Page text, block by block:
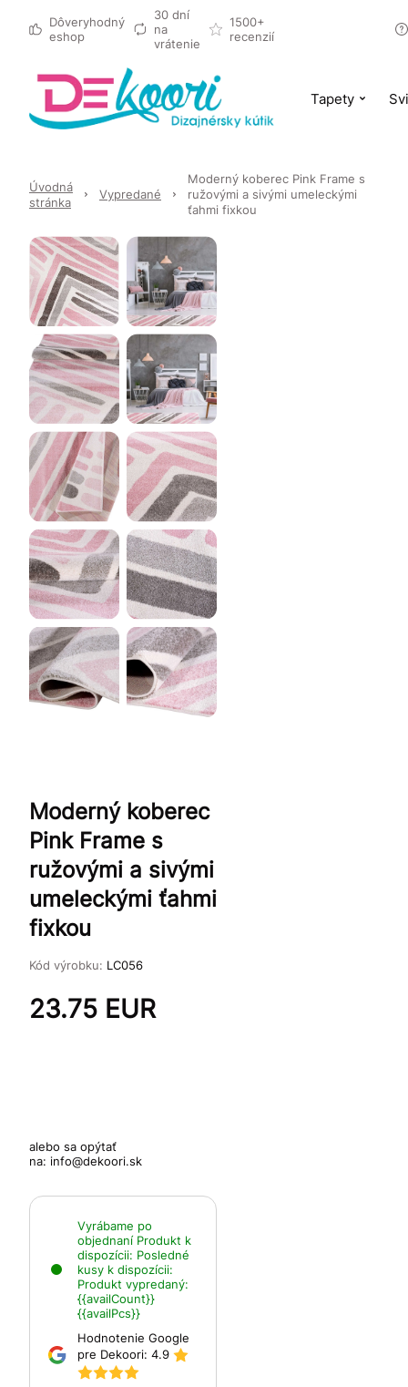
Dôveryhodný
eshop
30 dní
na
vrátenie
1500+
recenzií
Tapety
Úvodná
stránka
Vypredané
Moderný koberec Pink Frame s
ružovými a sivými umeleckými
ťahmi fixkou
Moderný koberec
Pink Frame s
ružovými a sivými
umeleckými ťahmi
fixkou
Kód výrobku: LC056
23.75 EUR
alebo sa opýtať
na: info@dekoori.sk
Vyrábame po
objednaní Produkt k
dispozícii: Posledné
kusy k dispozícii:
Produkt vypredaný:
{{availCount}}
{{availPcs}}
Hodnotenie Google
pre Dekoori: 4.9